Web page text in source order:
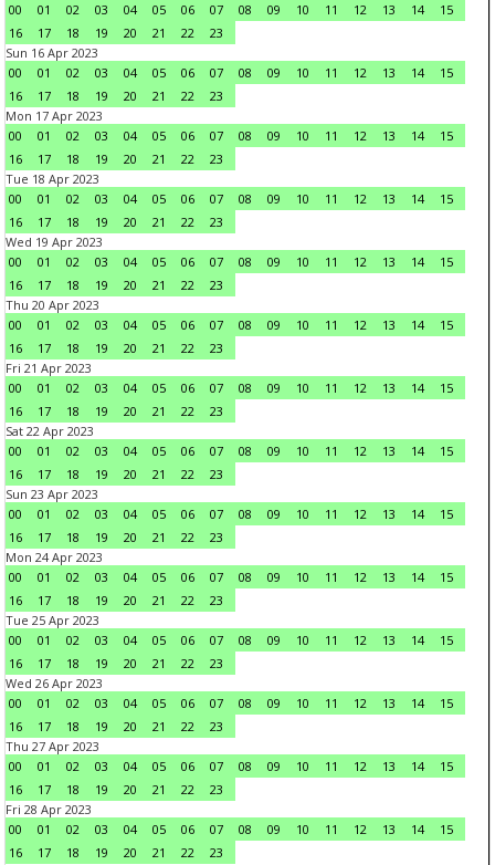
00
01 02 03 04 05 06 07 08 09 10 11 12 13 14
15
16
17 18 19 20 21 22
23
Sun 16 Apr 2023
00
01 02 03 04 05 06 07 08 09 10 11 12 13 14
15
16
17 18 19 20 21 22
23
Mon 17 Apr 2023
00
01 02 03 04 05 06 07 08 09 10 11 12 13 14
15
16
17 18 19 20 21 22
23
Tue 18 Apr 2023
00
01 02 03 04 05 06 07 08 09 10 11 12 13 14
15
16
17 18 19 20 21 22
23
Wed 19 Apr 2023
00
01 02 03 04 05 06 07 08 09 10 11 12 13 14
15
16
17 18 19 20 21 22
23
Thu 20 Apr 2023
00
01 02 03 04 05 06 07 08 09 10 11 12 13 14
15
16
17 18 19 20 21 22
23
Fri 21 Apr 2023
00
01 02 03 04 05 06 07 08 09 10 11 12 13 14
15
16
17 18 19 20 21 22
23
Sat 22 Apr 2023
00
01 02 03 04 05 06 07 08 09 10 11 12 13 14
15
16
17 18 19 20 21 22
23
Sun 23 Apr 2023
00
01 02 03 04 05 06 07 08 09 10 11 12 13 14
15
16
17 18 19 20 21 22
23
Mon 24 Apr 2023
00
01 02 03 04 05 06 07 08 09 10 11 12 13 14
15
16
17 18 19 20 21 22
23
Tue 25 Apr 2023
00
01 02 03 04 05 06 07 08 09 10 11 12 13 14
15
16
17 18 19 20 21 22
23
Wed 26 Apr 2023
00
01 02 03 04 05 06 07 08 09 10 11 12 13 14
15
16
17 18 19 20 21 22
23
Thu 27 Apr 2023
00
01 02 03 04 05 06 07 08 09 10 11 12 13 14
15
16
17 18 19 20 21 22
23
Fri 28 Apr 2023
00
01 02 03 04 05 06 07 08 09 10 11 12 13 14
15
16
17 18 19 20 21 22
23